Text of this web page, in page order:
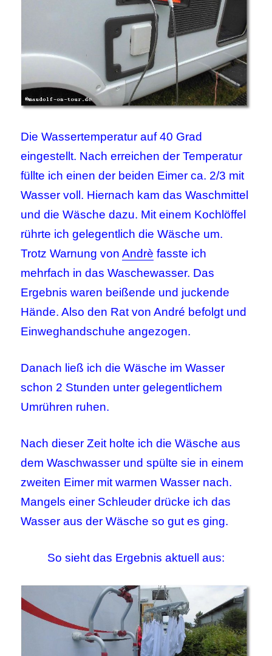
Die Wassertemperatur auf 40 Grad
eingestellt. Nach erreichen der Temperatur
füllte ich einen der beiden Eimer ca. 2/3 mit
Wasser voll. Hiernach kam das Waschmittel
und die Wäsche dazu. Mit einem Kochlöffel
rührte ich gelegentlich die Wäsche um.
Trotz Warnung vonAndrè fasste ich
mehrfach in das Waschewasser. Das
Ergebnis waren beißende und juckende
Hände. Also den Rat von André befolgt und
Einweghandschuhe angezogen.
Danach ließ ich die Wäsche im Wasser
schon 2 Stunden unter gelegentlichem
Umrühren ruhen.
Nach dieser Zeit holte ich die Wäsche aus
dem Waschwasser und spülte sie in einem
zweiten Eimer mit warmen Wasser nach.
Mangels einer Schleuder drücke ich das
Wasser aus der Wäsche so gut es ging.
So sieht das Ergebnis aktuell aus: